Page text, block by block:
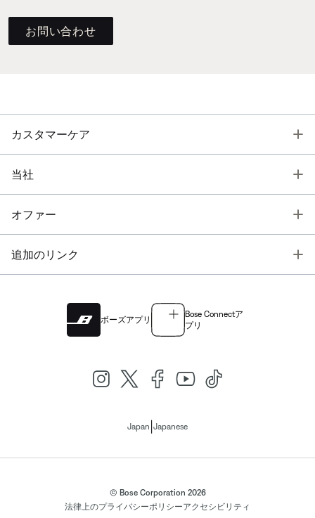
お問い合わせ
カスタマーケア
当社
オファー
追加のリンク
ボーズアプリ
Bose Connectア
プリ
Japan Japanese
© Bose Corporation 2026
法律上のプライバシーポリシーアクセシビリティ